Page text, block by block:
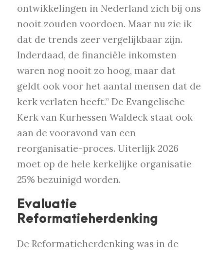
ontwikkelingen in Nederland zich bij ons
nooit zouden voordoen. Maar nu zie ik
dat de trends zeer vergelijkbaar zijn.
Inderdaad, de financiële inkomsten
waren nog nooit zo hoog, maar dat
geldt ook voor het aantal mensen dat de
kerk verlaten heeft.” De Evangelische
Kerk van Kurhessen Waldeck staat ook
aan de vooravond van een
reorganisatie-proces. Uiterlijk 2026
moet op de hele kerkelijke organisatie
25% bezuinigd worden.
Evaluatie
Reformatieherdenking
De Reformatieherdenking was in de